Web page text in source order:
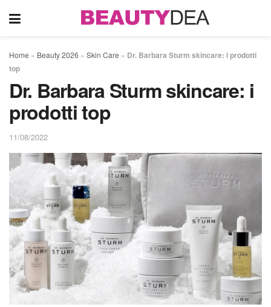
Home » Beauty 2026 » Skin Care » Dr. Barbara Sturm skincare: i prodotti
top
Dr. Barbara Sturm skincare: i
prodotti top
11/08/2022